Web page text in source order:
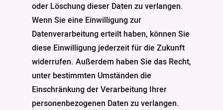
oder Löschung dieser Daten zu verlangen.
Wenn Sie eine Einwilligung zur
Datenverarbeitung erteilt haben, können Sie
diese Einwilligung jederzeit für die Zukunft
widerrufen. Außerdem haben Sie das Recht,
unter bestimmten Umständen die
Einschränkung der Verarbeitung Ihrer
personenbezogenen Daten zu verlangen.